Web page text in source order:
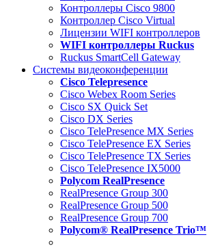
Контроллеры Cisco 9800
Контроллер Cisco Virtual
Лицензии WIFI контроллеров
WIFI контроллеры Ruckus
Ruckus SmartCell Gateway
Системы видеоконференции
Cisco Telepresence
Cisco Webex Room Series
Cisco SX Quick Set
Cisco DX Series
Cisco TelePresence MX Series
Cisco TelePresence EX Series
Cisco TelePresence TX Series
Cisco TelePresence IX5000
Polycom RealPresence
RealPresence Group 300
RealPresence Group 500
RealPresence Group 700
Polycom® RealPresence Trio™